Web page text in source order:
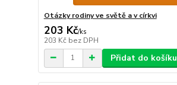
Otázky rodiny ve světě a v církvi
203 Kč/ks
203 Kč bez DPH
Přidat do košíku